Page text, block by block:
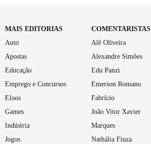
MAIS EDITORIAS
Auto
Apostas
Educação
Emprego e Concursos
Eloos
Games
Indústria
Jogos
COMENTARISTAS
Alê Oliveira
Alexandre Simões
Edu Panzi
Emerson Romano
Fabrício
João Vitor Xavier
Marques
Nathália Fiuza